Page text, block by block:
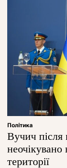
Політика
Вучич після
неочікувано
території